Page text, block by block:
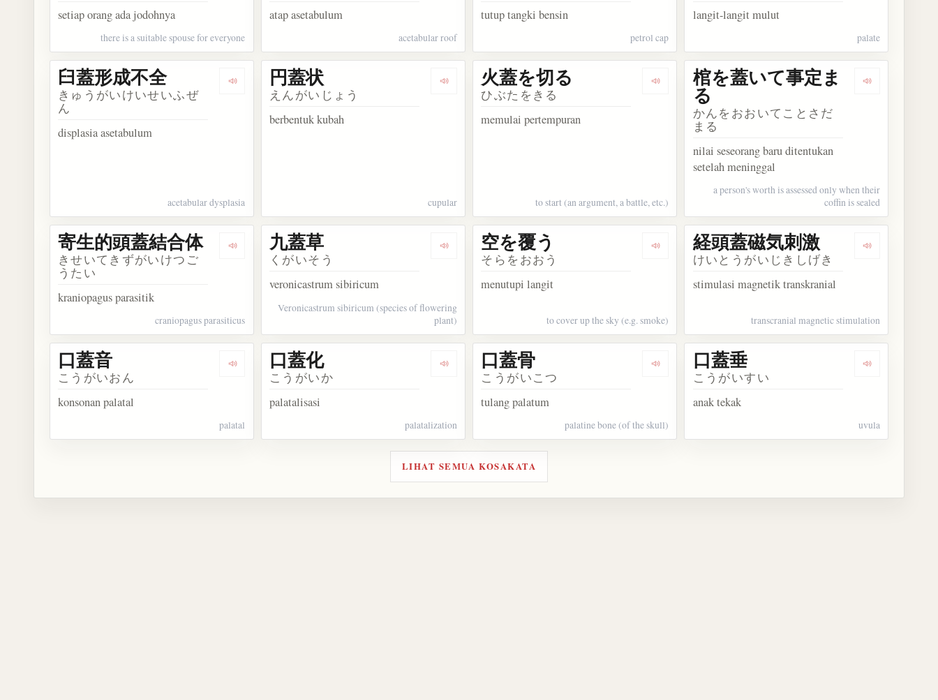
setiap orang ada jodohnya
there is a suitable spouse for everyone
atap asetabulum
acetabular roof
tutup tangki bensin
petrol cap
langit-langit mulut
palate
Dengarkan kosakata 臼蓋形成不全
臼蓋形成不全
きゅうがいけいせいふぜ
ん
displasia asetabulum
acetabular dysplasia
Dengarkan kosakata 円蓋状
円蓋状
えんがいじょう
berbentuk kubah
cupular
Dengarkan kosakata 火蓋を切る
火蓋を切る
ひぶたをきる
memulai pertempuran
to start (an argument, a battle, etc.)
Dengarkan
棺を蓋いて事定ま
る
かんをおおいてことさだ
まる
nilai seseorang baru ditentukan
setelah meninggal
a person's worth is assessed only when their
coffin is sealed
Dengarkan kosakata 寄生的頭蓋結合体
寄生的頭蓋結合体
きせいてきずがいけつご
うたい
kraniopagus parasitik
craniopagus parasiticus
Dengarkan kosakata 九蓋草
九蓋草
くがいそう
veronicastrum sibiricum
Veronicastrum sibiricum (species of flowering
plant)
Dengarkan kosakata 空を覆う
空を覆う
そらをおおう
menutupi langit
to cover up the sky (e.g. smoke)
Dengarkan
経頭蓋磁気刺激
けいとうがいじきしげき
stimulasi magnetik transkranial
transcranial magnetic stimulation
Dengarkan kosakata 口蓋音
口蓋音
こうがいおん
konsonan palatal
palatal
Dengarkan kosakata 口蓋化
口蓋化
こうがいか
palatalisasi
palatalization
Dengarkan kosakata 口蓋骨
口蓋骨
こうがいこつ
tulang palatum
palatine bone (of the skull)
Dengarkan
口蓋垂
こうがいすい
anak tekak
uvula
LIHAT SEMUA KOSAKATA